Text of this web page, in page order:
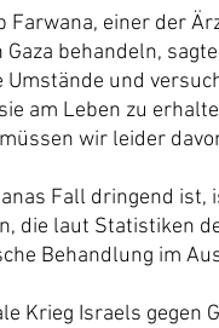
Farwana, einer der
Gaza behandeln,
Umstände und
am Leben zu
wir leider
Fall dringend ist,
die laut Statistiken
Behandlung im
Krieg Israels gegen